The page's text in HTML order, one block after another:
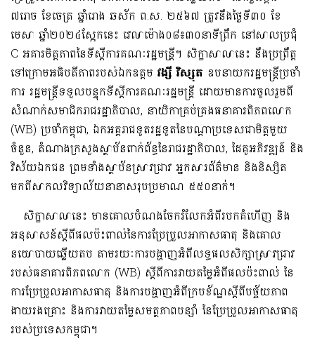
៧រោច ខែចេត្រ ឆ្នាំរោង ឆស័ក ព.ស. ២៥៦៧ ត្រូវនឹងថ្ងៃទី៣០ ខែ
មេសា ឆ្នាំ២០២៤ស្អែកនេះ វេលាម៉ោង០៨៖៣០នាទីព្រឹក នៅសាលប្រជុំ
C អគារមិត្តភាពនៃទីស្តីការគណៈរដ្ឋមន្រី្ត។ សិក្ខាសាលានេះ នឹងប្រព្រឹត្ត
ទៅក្រោមអធិបតីភាពរបស់ឯកឧត្តម វង្សី វិស្សុត ឧបនាយករដ្ឋមន្ត្រីប្រចាំ
ការ រដ្ឋមន្ត្រីទទួលបន្ទុកទីស្តីការគណៈរដ្ឋមន្ត្រី ដោយមានការចូលរួមពី
សំណាក់សមាជិករាជរដ្ឋាភិបាល, នាយិកាគ្រប់គ្រងធនាគារពិភពលោក
(WB) ប្រចាំកម្ពុជា, ឯកអគ្គរាជទូតរដ្ឋទូតនៃបណ្តាប្រទេសជាមិត្តមួយ
ចំនួន, តំណាងក្រសួងស្ថាប័នពាក់ព័ន្ធនៃរាជរដ្ឋាភិបាល, ដៃគូអភិវឌ្ឍន៍ និង
វិស័យឯកជន ព្រមទាំងស្ថាប័នស្រាវជ្រាវ អ្នកសារព័ត៌មាន និងនិស្សិត
មកពីសាកលវិទ្យាល័យនានាសរុបប្រមាណ ៥៥០នាក់។
សិក្ខាសាលានេះ មានគោលបំណងចែករំលែកអំពីរបកគំហើញ និង
អនុសាសន៍ស្តីពីផលប៉ះពាល់នៃការប្រែប្រួលអាកាសធាតុ និងគោល
នយោបាយឆ្លើយតប តាមរយៈការបង្ហាញអំពីលទ្ធផលសិក្សាស្រាវជ្រាវ
របស់ធនាគារពិភពលោក (WB) ស្តីពីការវាយតម្លៃអំពីផលប៉ះពាល់ នៃ
ការប្រែប្រួលអាកាសធាតុ និងការបង្ហាញអំពីក្របខ័ណ្ឌស្តីពីបច្ច័យភាព
ងាយរងគ្រោះ និងការវាយតម្លៃសមត្ថភាពបន្សាំ នៃប្រែប្រួលអាកាសធាតុ
របស់ប្រទេសកម្ពុជា។